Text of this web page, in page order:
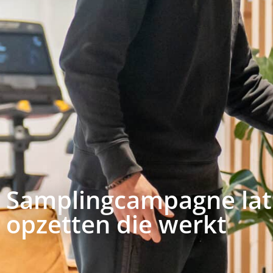
Samplingcampagne
opzetten die werkt